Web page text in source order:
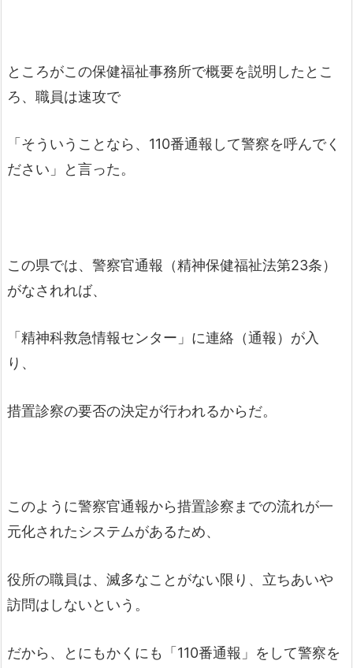
ところがこの保健福祉事務所で概要を説明したとこ
ろ、職員は速攻で
「そういうことなら、110番通報して警察を呼んでく
ださい」と言った。
この県では、警察官通報（精神保健福祉法第23条）
がなされれば、
「精神科救急情報センター」に連絡（通報）が入
り、
措置診察の要否の決定が行われるからだ。
このように警察官通報から措置診察までの流れが一
元化されたシステムがあるため、
役所の職員は、滅多なことがない限り、立ちあいや
訪問はしないという。
だから、とにもかくにも「110番通報」をして警察を